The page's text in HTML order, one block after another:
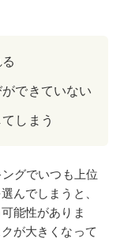
できていない
しまう
グでいつも上位
んでしまうと、
能性がありま
が大きくなって